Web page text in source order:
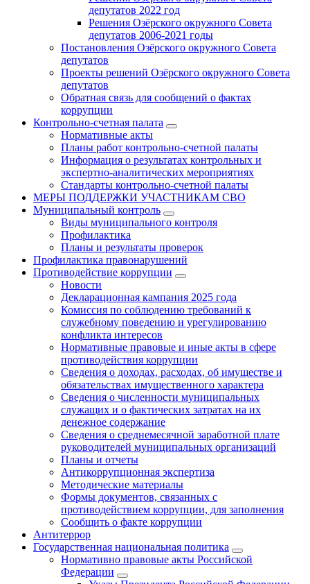
депутатов 2022 год
Решения Озёрского окружного Совета
депутатов 2006-2021 годы
Постановления Озёрского окружного Совета
депутатов
Проекты решений Озёрского окружного Совета
депутатов
Обратная связь для сообщений о фактах
коррупции
Контрольно-счетная палата
Нормативные акты
Планы работ контрольно-счетной палаты
Информация о результатах контрольных и
экспертно-аналитических мероприятиях
Стандарты контрольно-счетной палаты
МЕРЫ ПОДДЕРЖКИ УЧАСТНИКАМ СВО
Муниципальный контроль
Виды муниципального контроля
Профилактика
Планы и результаты проверок
Профилактика правонарушений
Противодействие коррупции
Новости
Декларационная кампания 2025 года
Комиссия по соблюдению требований к
служебному поведению и урегулированию
конфликта интересов
Нормативные правовые и иные акты в сфере
противодействия коррупции
Сведения о доходах, расходах, об имуществе и
обязательствах имущественного характера
Сведения о численности муниципальных
служащих и о фактических затратах на их
денежное содержание
Сведения о среднемесячной заработной плате
руководителей муниципальных организаций
Планы и отчеты
Антикоррупционная экспертиза
Методические материалы
Формы документов, связанных с
противодействием коррупции, для заполнения
Сообщить о факте коррупции
Антитеррор
Государственная национальная политика
Нормативно правовые акты Российской
Федерации